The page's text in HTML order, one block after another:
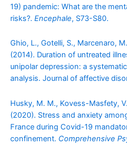
19) pandemic: What are the
risks?. Encephale, S73-S80.
Ghio, L., Gotelli, S., Marcenaro,
(2014). Duration of untreated
unipolar depression: a
analysis. Journal of affective
Husky, M. M., Kovess-Masfety,
(2020). Stress and anxiety
France during Covid-19
confinement. Comprehensive